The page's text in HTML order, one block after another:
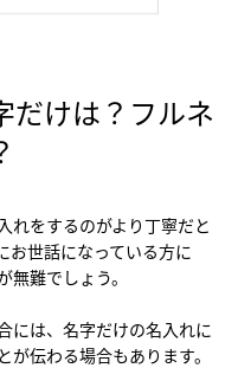
だけは？フルネ
れをするのがより丁寧だと
お世話になっている方に
難でしょう。
には、名字だけの名入れに
伝わる場合もあります。